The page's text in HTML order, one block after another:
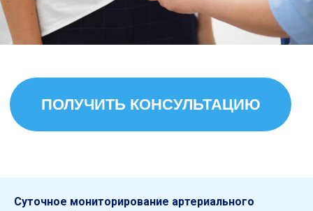
Суточное мониторирование артериального